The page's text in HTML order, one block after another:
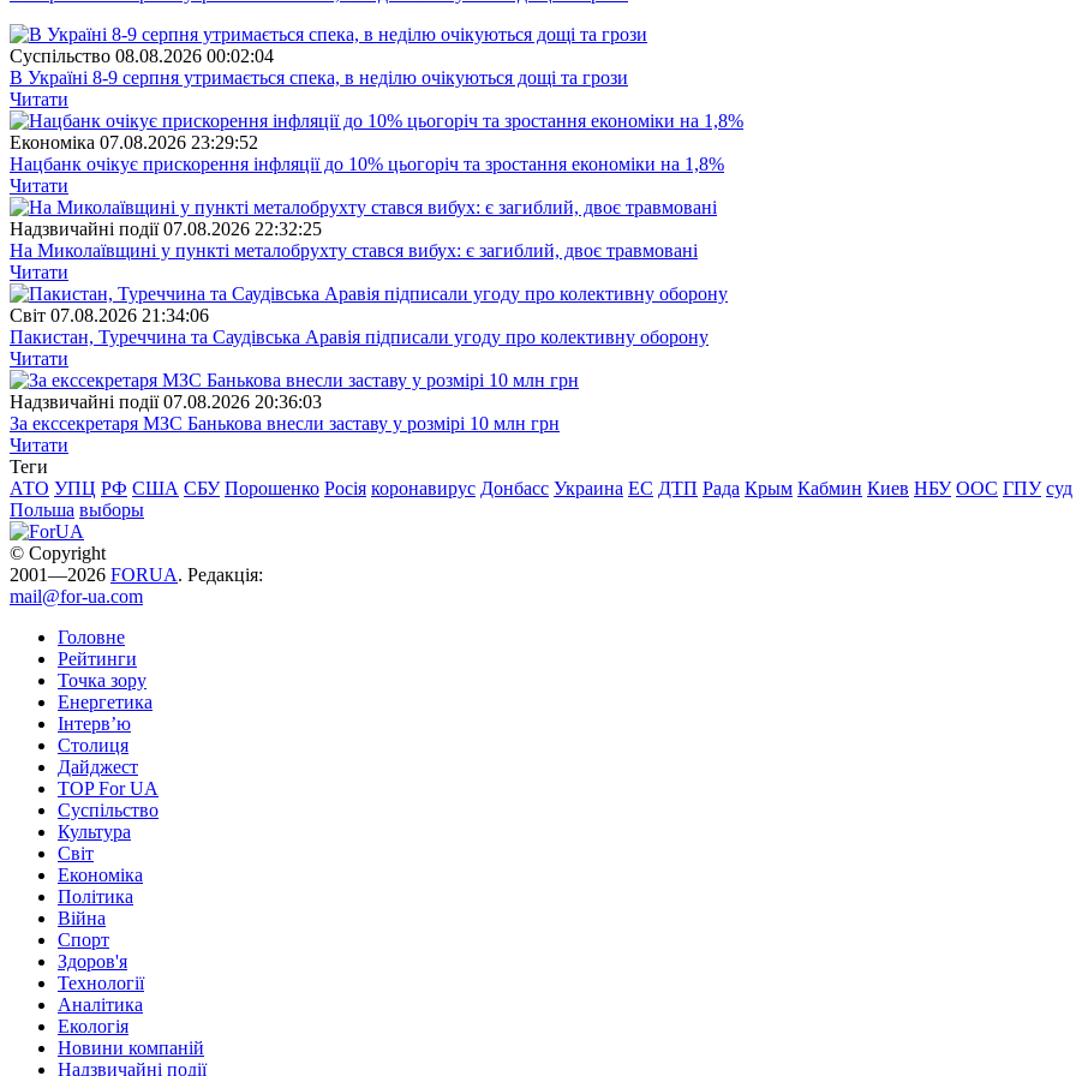
Суспiльство 08.08.2026 00:02:04
В Україні 8-9 серпня утримається спека, в неділю очікуються дощі та грози
Читати
Економіка 07.08.2026 23:29:52
Нацбанк очікує прискорення інфляції до 10% цьогоріч та зростання економіки на 1,8%
Читати
Надзвичайні події 07.08.2026 22:32:25
На Миколаївщині у пункті металобрухту стався вибух: є загиблий, двоє травмовані
Читати
Свiт 07.08.2026 21:34:06
Пакистан, Туреччина та Саудівська Аравія підписали угоду про колективну оборону
Читати
Надзвичайні події 07.08.2026 20:36:03
За екссекретаря МЗС Банькова внесли заставу у розмірі 10 млн грн
Читати
Теги
АТО УПЦ РФ США СБУ Порошенко Росія коронавирус Донбасс Украина ЕС ДТП Рада Крым Кабмин Киев НБУ ООС ГПУ суд
Польша выборы
© Copyright
2001—2026 FORUA. Редакція:
mail@for-ua.com
Головне
Рейтинги
Точка зору
Енергетика
Інтерв’ю
Столиця
Дайджест
TOP For UA
Суспiльство
Культура
Світ
Економіка
Політика
Війна
Спорт
Здоров'я
Технології
Аналітика
Екологія
Новини компаній
Надзвичайні події